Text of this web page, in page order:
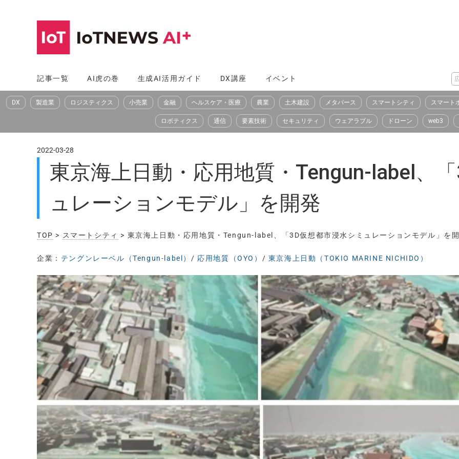
へ
ス
記事一覧 AI虎の巻 生成AI活用ガイド DX講座 イベント
DX 製造業 ロジスティクス 小売業 金融 ヘルスケア・医療 農業 土木建設 メタバース スマートシティ スマート
ロボティクス 通信 要素技術 セキュリティ ウェアラブル ドローン web3
2022-03-28
東京海上日動・応用地質・Tengun-label、
ュレーションモデル」を開発
TOP > スマートシティ > 東京海上日動・応用地質・Tengun-label、「3D仮想都市浸水シミュレーションモデル」を
企業： テングンレーベル（Tengun-label） / 応用地質（OYO） / 東京海上日動（TOKIO MARINE NICHIDO）